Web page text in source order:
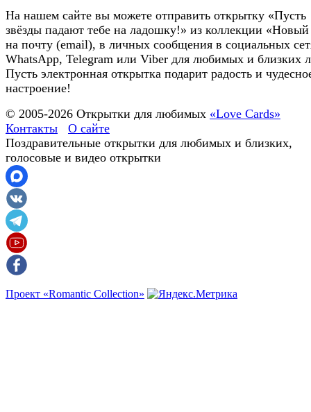
На нашем сайте вы можете отправить открытку «Пусть
звёзды падают тебе на ладошку!» из коллекции «Новый
на почту (email), в личных сообщения в социальных
WhatsApp, Telegram или Viber для любимых и близких
Пусть электронная открытка подарит радость и
настроение!
© 2005-2026 Открытки для любимых «Love Cards»
Контакты
О сайте
Поздравительные открытки для любимых и близких,
голосовые и видео открытки
Проект «Romantic Collection»